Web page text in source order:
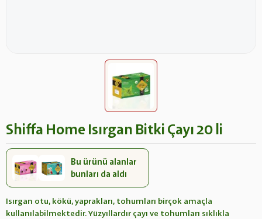
Shiffa Home Isırgan Bitki Çayı 20 li
Bu ürünü alanlar
bunları da aldı
Isırgan otu, kökü, yaprakları, tohumları birçok amaçla
kullanılabilmektedir. Yüzyıllardır çayı ve tohumları sıklıkla